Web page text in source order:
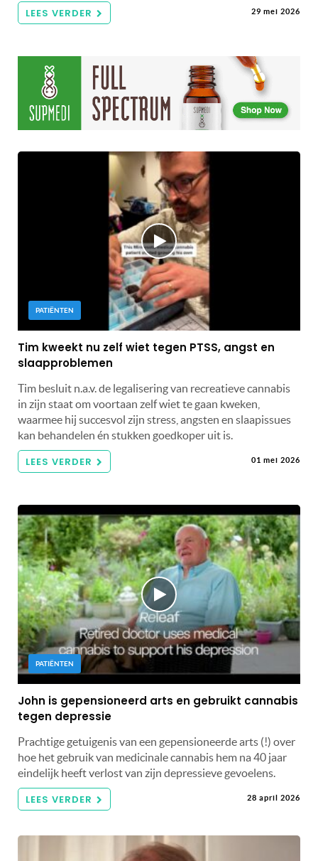
LEES VERDER 29 mei 2026
PATIËNTEN
Tim kweekt nu zelf wiet tegen PTSS, angst en
slaapproblemen
Tim besluit n.a.v. de legalisering van recreatieve cannabis
in zijn staat om voortaan zelf wiet te gaan kweken,
waarmee hij succesvol zijn stress, angsten en slaapissues
kan behandelen én stukken goedkoper uit is.
LEES VERDER 01 mei 2026
PATIËNTEN
John is gepensioneerd arts en gebruikt cannabis
tegen depressie
Prachtige getuigenis van een gepensioneerde arts (!) over
hoe het gebruik van medicinale cannabis hem na 40 jaar
eindelijk heeft verlost van zijn depressieve gevoelens.
LEES VERDER 28 april 2026